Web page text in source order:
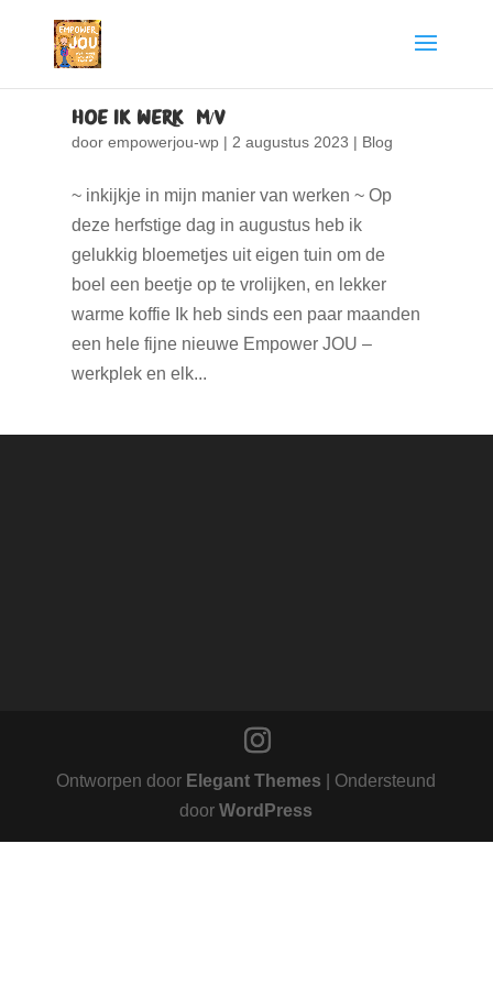
Hoe ik werk (M/V)
door empowerjou-wp| 2 augustus 2023 | Blog
~ inkijkje in mijn manier van werken ~ Op
deze herfstige dag in augustus heb ik
gelukkig bloemetjes uit eigen tuin om de
boel een beetje op te vrolijken, en lekker
warme koffie Ik heb sinds een paar maanden
een hele fijne nieuwe Empower JOU –
werkplek en elk...
Ontworpen door Elegant Themes | Ondersteund
doorWordPress